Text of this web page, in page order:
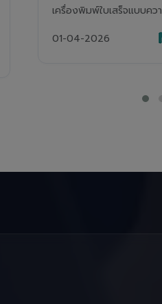
เครื่องพิมพ์ใบเสร็จความร้
01-04-2026